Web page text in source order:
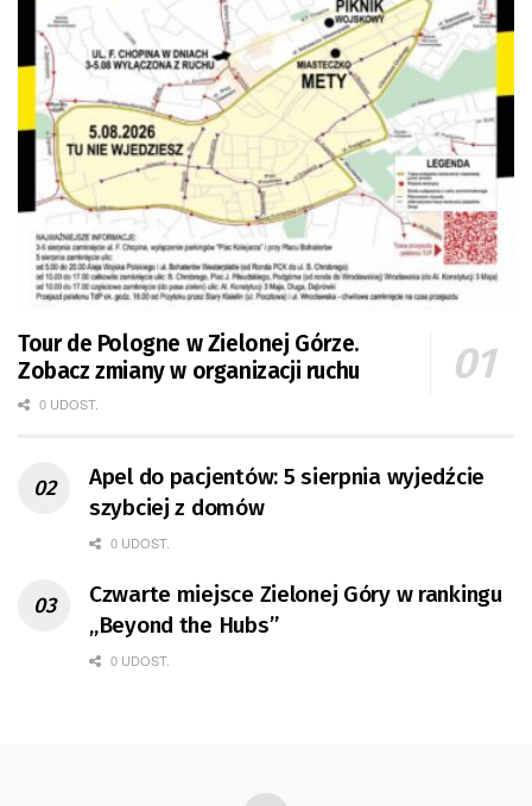
Tour de Pologne w Zielonej Górze.
Zobacz zmiany w organizacji ruchu
0 UDOST.
Apel do pacjentów: 5 sierpnia wyjedźcie
szybciej z domów
0 UDOST.
Czwarte miejsce Zielonej Góry w rankingu
„Beyond the Hubs”
0 UDOST.